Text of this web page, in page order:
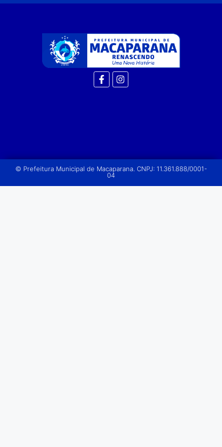
© Prefeitura Municipal de Macaparana. CNPJ: 11.361.888/0001-
04